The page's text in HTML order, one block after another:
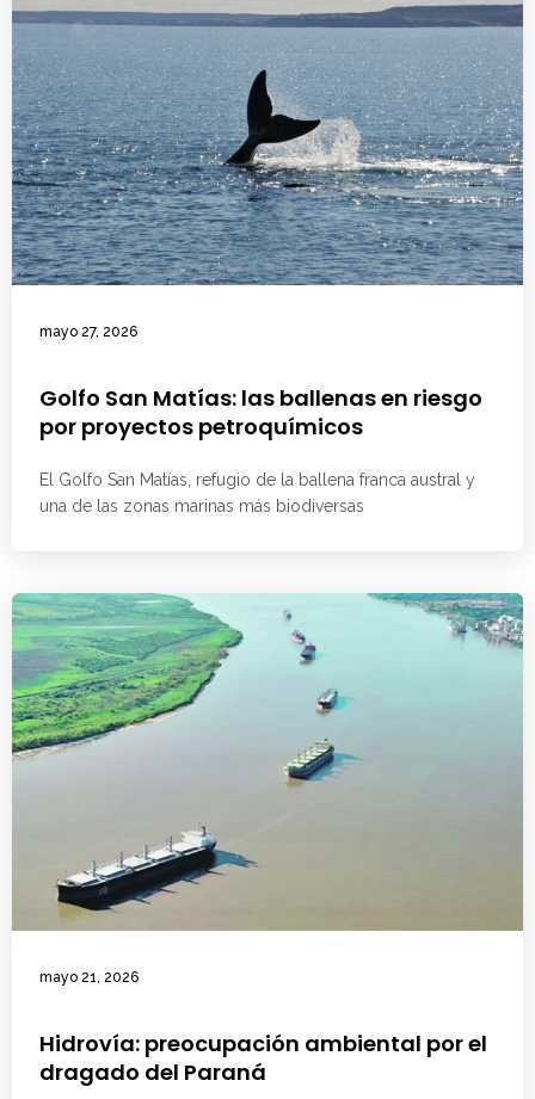
mayo 27, 2026
Golfo San Matías: las ballenas en riesgo
por proyectos petroquímicos
El Golfo San Matías, refugio de la ballena franca austral y
una de las zonas marinas más biodiversas
mayo 21, 2026
Hidrovía: preocupación ambiental por el
dragado del Paraná